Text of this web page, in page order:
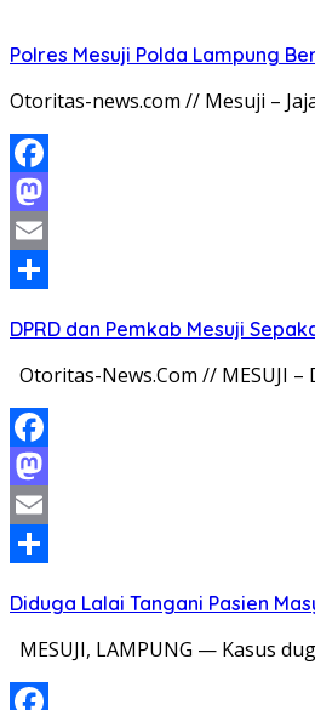
Polres Mesuji Polda Lampung
Otoritas-news.com // Mesuji –
Facebook
Mastodon
Email
DPRD dan Pemkab Mesuji
Otoritas-News.Com // MESUJI
Facebook
Mastodon
Email
Diduga Lalai Tangani Pasien
MESUJI, LAMPUNG — Kasus